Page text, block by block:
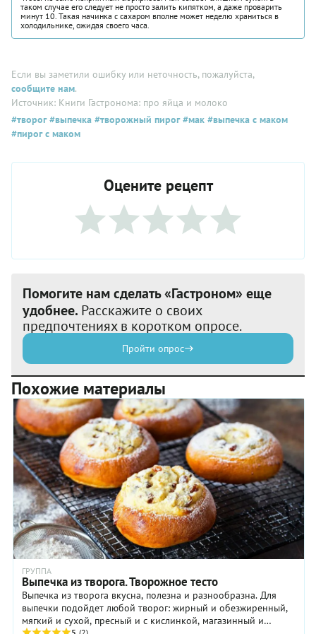
таком случае его следует не просто залить кипятком, а даже проварить
минут 10. Такая начинка с сахаром вполне может неделю храниться в
холодильнике, ожидая своего часа.
Если вы заметили ошибку или неточность, пожалуйста,
сообщите нам.
Источник: Книги Гастронома: про яйца и молоко
#творог#выпечка #творожный пирог#мак #выпечка с маком
#пирог с маком
Оцените рецепт
Помогите нам сделать «Гастроном» еще
удобнее. Расскажите о своих
предпочтениях в коротком опросе.
Пройти опрос
Похожие материалы
ГРУППА
Выпечка из творога. Творожное тесто
Выпечка из творога вкусна, полезна и разнообразна. Для
выпечки подойдет любой творог: жирный и обезжиренный,
мягкий и сухой, пресный и с кислинкой, магазинный и